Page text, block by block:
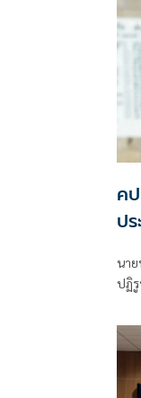
ค
ป
นายพิชิต ไ
ปฏิ